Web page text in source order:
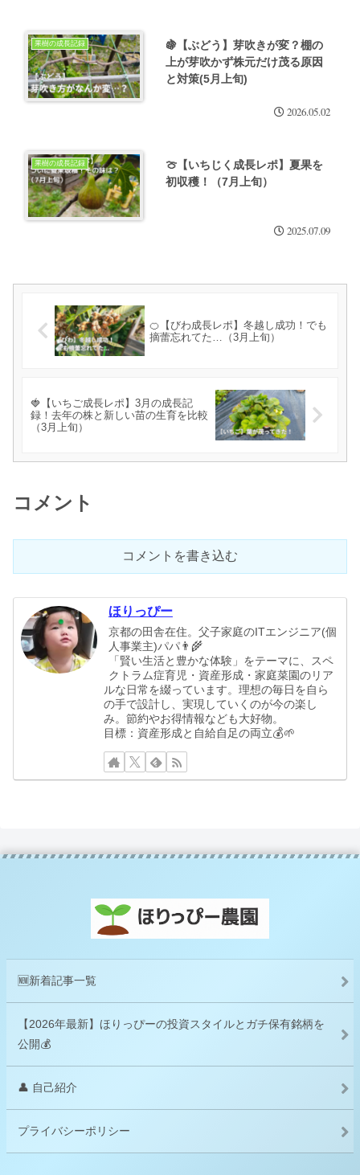
果樹の成長記録
🍇【ぶどう】芽吹きが変？棚の
上が芽吹かず株元だけ茂る原因
と対策(5月上旬)
2026.05.02
果樹の成長記録
🍈【いちじく成長レポ】夏果を
初収穫！（7月上旬）
2025.07.09
🍊【びわ成長レポ】冬越し成功！でも
摘蕾忘れてた…（3月上旬）
🍓【いちご成長レポ】3月の成長記
録！去年の株と新しい苗の生育を比較
（3月上旬）
コメント
コメントを書き込む
ほりっぴー
京都の田舎在住。父子家庭のITエンジニア(個
人事業主)パパ👨‍🌾
「賢い生活と豊かな体験」をテーマに、スペ
クトラム症育児・資産形成・家庭菜園のリア
ルな日常を綴っています。理想の毎日を自ら
の手で設計し、実現していくのが今の楽し
み。節約やお得情報なども大好物。
目標：資産形成と自給自足の両立💰🌱
🆕新着記事一覧
【2026年最新】ほりっぴーの投資スタイルとガチ保有銘柄を
公開💰
👤 自己紹介
プライバシーポリシー